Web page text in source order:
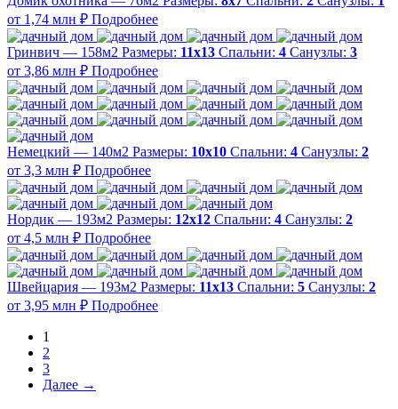
от 1,74 млн ₽ Подробнее
Гринвич — 158м2 Размеры: 11x13 Спальни: 4 Санузлы: 3
от 3,86 млн ₽ Подробнее
Немецкий — 140м2 Размеры: 10х10 Спальни: 4 Санузлы: 2
от 3,3 млн ₽ Подробнее
Нордик — 193м2 Размеры: 12х12 Спальни: 4 Санузлы: 2
от 4,5 млн ₽ Подробнее
Швейцария — 193м2 Размеры: 11х13 Спальни: 5 Санузлы: 2
от 3,95 млн ₽ Подробнее
1
2
3
Далее →